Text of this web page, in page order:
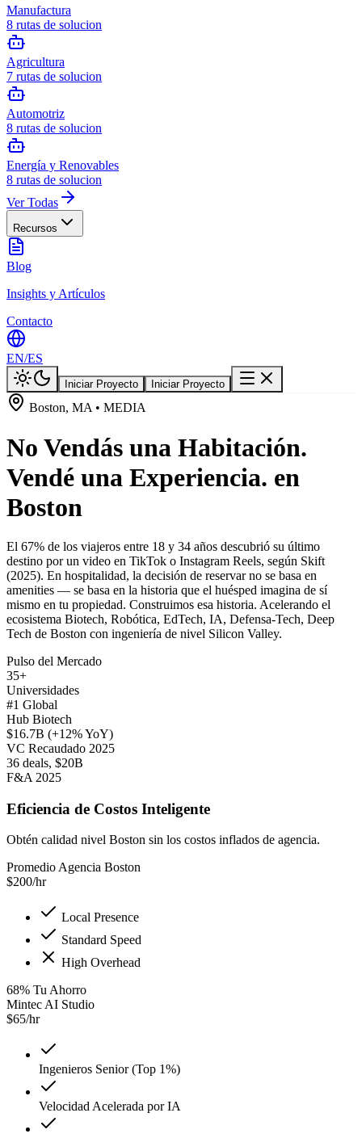
Manufactura
8 rutas de solucion
Agricultura
7 rutas de solucion
Automotriz
8 rutas de solucion
Energía y Renovables
8 rutas de solucion
Ver Todas
Recursos
Blog
Insights y Artículos
Contacto
EN/ES
Iniciar Proyecto Iniciar Proyecto
Boston, MA • MEDIA
No Vendás una Habitación.
Vendé una Experiencia. en
Boston
El 67% de los viajeros entre 18 y 34 años descubrió su último
destino por un video en TikTok o Instagram Reels, según Skift
(2025). En hospitalidad, la decisión de reservar no se basa en
amenities — se basa en la historia que el huésped imagina de sí
mismo en tu propiedad. Construimos esa historia. Acelerando el
ecosistema Biotech, Robótica, EdTech, IA, Defensa-Tech, Deep
Tech de Boston con ingeniería de nivel Silicon Valley.
Pulso del Mercado
35+
Universidades
#1 Global
Hub Biotech
$16.7B (+12% YoY)
VC Recaudado 2025
36 deals, $20B
F&A 2025
Eficiencia de Costos Inteligente
Obtén calidad nivel Boston sin los costos inflados de agencia.
Promedio Agencia Boston
$200/hr
Local Presence
Standard Speed
High Overhead
68% Tu Ahorro
Mintec AI Studio
$65/hr
Ingenieros Senior (Top 1%)
Velocidad Acelerada por IA